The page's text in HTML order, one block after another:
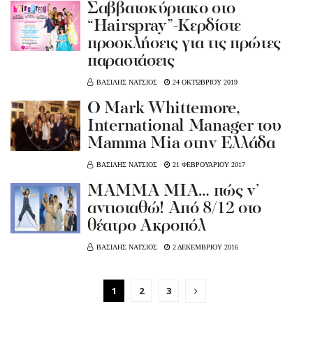
Σαββατοκύριακο στο
“Hairspray”-Kερδίστε
προσκλήσεις για τις πρώτες
παραστάσεις
ΒΑΣΙΛΗΣ ΝΑΤΣΙΟΣ 24 ΟΚΤΩΒΡΙΟΥ 2019
Ο Mark Whittemore,
International Manager του
Μamma Mia στην Ελλάδα
ΒΑΣΙΛΗΣ ΝΑΤΣΙΟΣ 21 ΦΕΒΡΟΥΑΡΙΟΥ 2017
MAMMA MIA… πώς ν’
αντισταθώ! Από 8/12 στο
θέατρο Ακροπόλ
ΒΑΣΙΛΗΣ ΝΑΤΣΙΟΣ 2 ΔΕΚΕΜΒΡΙΟΥ 2016
1 2 3